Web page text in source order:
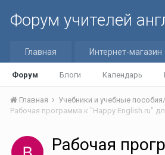
Форум учителей
Главная Интернет-магазин
Форум Блоги Календарь
Главная Учебники и учебные
Рабочая программа к "Happy English.ru"
Рабочая